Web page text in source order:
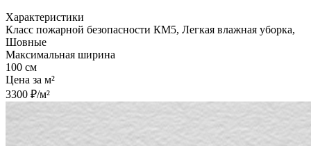
Характеристики
Класс пожарной безопасности КМ5, Легкая влажная уборка,
Шовные
Максимальная ширина
100 см
Цена за м²
3300 ₽/м²